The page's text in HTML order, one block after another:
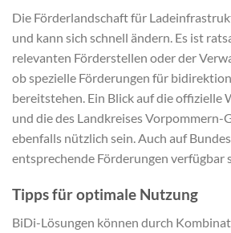
Die Förderlandschaft für
und kann sich schnell ändern. Es ist
relevanten Förderstellen oder der
ob spezielle Förderungen für
bereitstehen. Ein Blick auf die offizielle
und die des Landkreises Vorpommern-
ebenfalls nützlich sein. Auch auf
entsprechende Förderungen verfügbar
Tipps für optimale Nutzung
BiDi-Lösungen können durch